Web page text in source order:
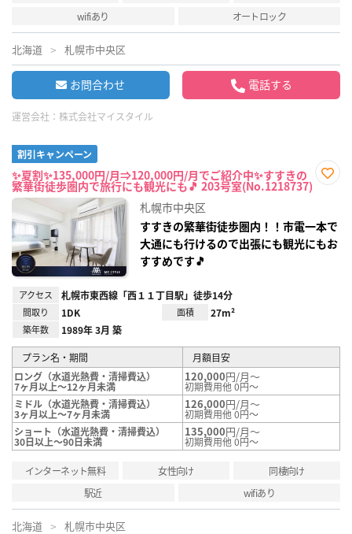
wifiあり
オートロック
北海道 札幌市中央区
お問合わせ 電話する
運営会社： 株式会社マイスタイル
割引キャンペーン
✨夏割✨135,000円/月⇒120,000円/月でご紹介中✨すすきの
繁華街徒歩圏内で旅行にも観光にも🎵 203号室(No.1218737)
録
札幌市中央区
すすきの繁華街徒歩圏内！！市電一本で
大通にも行けるので出張にも観光にもお
すすめです🎵
アクセス 札幌市東西線「西１１丁目駅」徒歩14分
間取り 1DK 面積 27m²
築年数 1989年 3月 築
プラン名・期間
月額目安
ロング（水道光熱費・清掃費込）
7ヶ月以上～12ヶ月未満
120,000円/月～
初期費用他 0円～
ミドル（水道光熱費・清掃費込）
3ヶ月以上～7ヶ月未満
126,000円/月～
初期費用他 0円～
ショート（水道光熱費・清掃費込）
30日以上～90日未満
135,000円/月～
初期費用他 0円～
インターネット無料 女性向け
同棲向け
駅近
wifiあり
北海道 札幌市中央区